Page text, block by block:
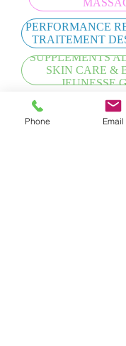
PERFORMANCE
TRAITEMENT
SUPPLEMENTS
SKIN CARE &
JEUNESSE
Phone Email